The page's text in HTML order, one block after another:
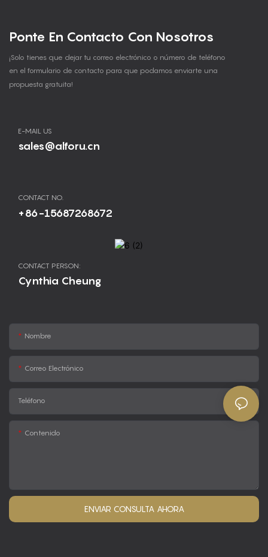
Ponte En Contacto Con Nosotros
¡Solo tienes que dejar tu correo electrónico o número de teléfono
en el formulario de contacto para que podamos enviarte una
propuesta gratuita!
E-MAIL US
sales@alforu.cn
CONTACT NO.
+86-15687268672
CONTACT PERSON:
Cynthia Cheung
Nombre
Correo Electrónico
Teléfono
Contenido
ENVIAR CONSULTA AHORA